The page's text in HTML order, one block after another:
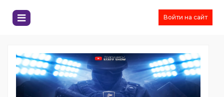
Войти на сайт